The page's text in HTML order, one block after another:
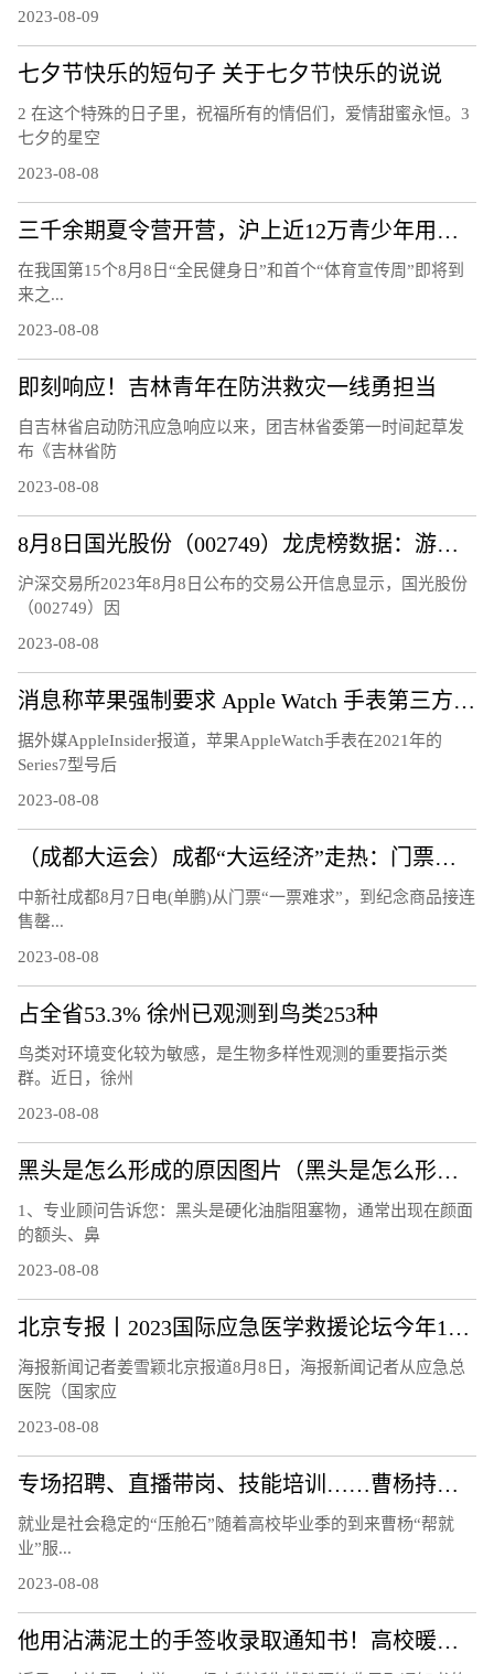
2023-08-09
七夕节快乐的短句子 关于七夕节快乐的说说
2 在这个特殊的日子里，祝福所有的情侣们，爱情甜蜜永恒。3
七夕的星空
2023-08-08
三千余期夏令营开营，沪上近12万青少年用运动欢度暑假
在我国第15个8月8日“全民健身日”和首个“体育宣传周”即将到
来之...
2023-08-08
即刻响应！吉林青年在防洪救灾一线勇担当
自吉林省启动防汛应急响应以来，团吉林省委第一时间起草发
布《吉林省防
2023-08-08
8月8日国光股份（002749）龙虎榜数据：游资量化打板上榜
沪深交易所2023年8月8日公布的交易公开信息显示，国光股份
（002749）因
2023-08-08
消息称苹果强制要求 Apple Watch 手表第三方充电器换用官方快充模块
据外媒AppleInsider报道，苹果AppleWatch手表在2021年的
Series7型号后
2023-08-08
（成都大运会）成都“大运经济”走热：门票周边热销 “溢出效应”显著
中新社成都8月7日电(单鹏)从门票“一票难求”，到纪念商品接连
售罄...
2023-08-08
占全省53.3% 徐州已观测到鸟类253种
鸟类对环境变化较为敏感，是生物多样性观测的重要指示类
群。近日，徐州
2023-08-08
黑头是怎么形成的原因图片（黑头是怎么形成的）
1、专业顾问告诉您：黑头是硬化油脂阻塞物，通常出现在颜面
的额头、鼻
2023-08-08
北京专报丨2023国际应急医学救援论坛今年10月举办
海报新闻记者姜雪颖北京报道8月8日，海报新闻记者从应急总
医院（国家应
2023-08-08
专场招聘、直播带岗、技能培训……曹杨持续打造“15分钟就业服务示范圈”！
就业是社会稳定的“压舱石”随着高校毕业季的到来曹杨“帮就
业”服...
2023-08-08
他用沾满泥土的手签收录取通知书！高校暖心回应